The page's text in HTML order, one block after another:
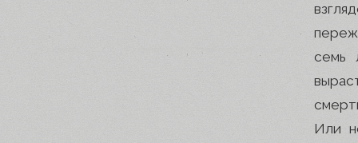
семь
Или